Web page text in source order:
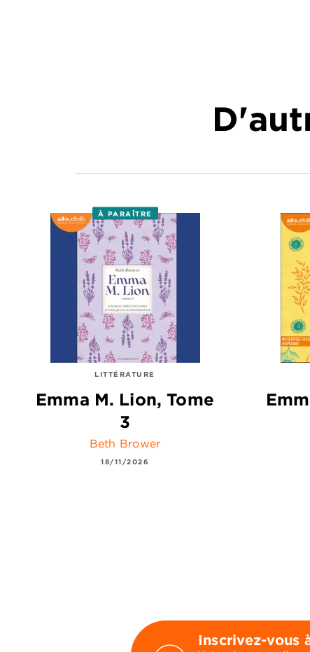
À PARAÎTRE
LITTÉRATURE
Emma M. Lion, Tome
3
Beth Brower
18/11/2026
Inscrivez-vous